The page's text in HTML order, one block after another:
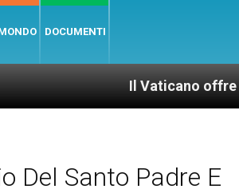
DOCUMENTI
Il Vaticano offre 20 punti per
Del Santo Padre E